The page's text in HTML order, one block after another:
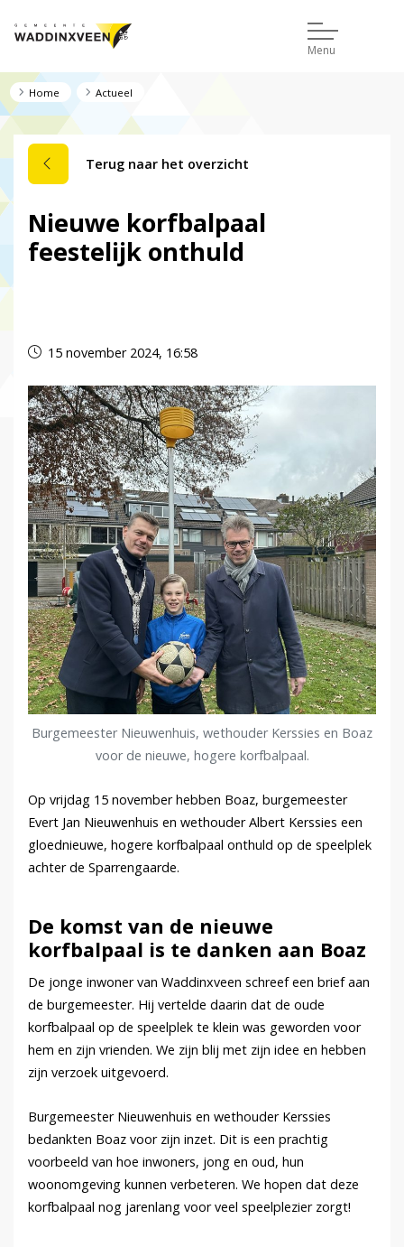
Menu
Home Actueel
Terug naar het overzicht
Nieuwe korfbalpaal
feestelijk onthuld
15 november 2024, 16:58
Burgemeester Nieuwenhuis, wethouder Kerssies en Boaz
voor de nieuwe, hogere korfbalpaal.
Op vrijdag 15 november hebben Boaz, burgemeester
Evert Jan Nieuwenhuis en wethouder Albert Kerssies een
gloednieuwe, hogere korfbalpaal onthuld op de speelplek
achter de Sparrengaarde.
De komst van de nieuwe
korfbalpaal is te danken aan Boaz
De jonge inwoner van Waddinxveen schreef een brief aan
de burgemeester. Hij vertelde daarin dat de oude
korfbalpaal op de speelplek te klein was geworden voor
hem en zijn vrienden. We zijn blij met zijn idee en hebben
zijn verzoek uitgevoerd.
Burgemeester Nieuwenhuis en wethouder Kerssies
bedankten Boaz voor zijn inzet. Dit is een prachtig
voorbeeld van hoe inwoners, jong en oud, hun
woonomgeving kunnen verbeteren. We hopen dat deze
korfbalpaal nog jarenlang voor veel speelplezier zorgt!